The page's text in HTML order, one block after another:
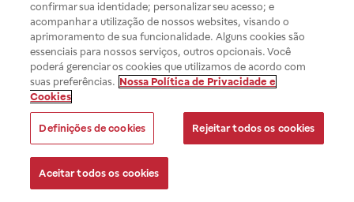
confirmar sua identidade; personalizar seu acesso; e
acompanhar a utilização de nossos websites, visando o
aprimoramento de sua funcionalidade. Alguns cookies são
essenciais para nossos serviços, outros opcionais. Você
poderá gerenciar os cookies que utilizamos de acordo com
suas preferências. Nossa Política de Privacidade e
Cookies
Definições de cookies Rejeitar todos os cookies
Aceitar todos os cookies